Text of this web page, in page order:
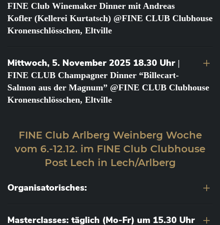
FINE Club Winemaker Dinner mit Andreas
Kofler (Kellerei Kurtatsch) @FINE CLUB Clubhouse
Kronenschlösschen, Eltville
Mittwoch, 5. November 2025 18.30 Uhr |
FINE CLUB Champagner Dinner “Billecart-
Salmon aus der Magnum” @FINE CLUB Clubhouse
Kronenschlösschen, Eltville
FINE Club Arlberg Weinberg Woche
vom 6.-12.12. im FINE Club Clubhouse
Post Lech in Lech/Arlberg
Organisatorisches:
Masterclasses: täglich (Mo-Fr) um 15.30 Uhr